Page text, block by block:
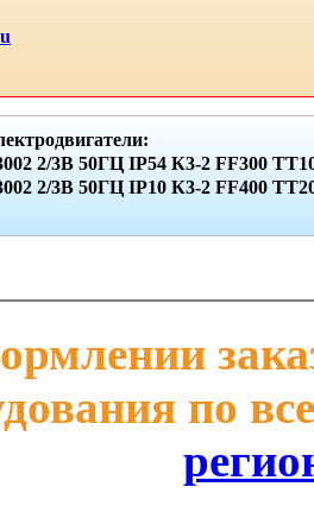
2/3В 50ГЦ IР54 К3-2 FF300 ТТ10
2/3В 50ГЦ IР10 К3-2 FF400 ТТ20
по